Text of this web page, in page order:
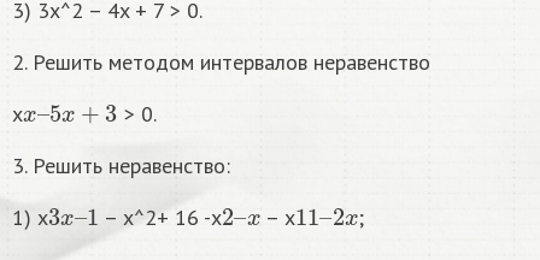
3) 3x^2 – 4x + 7 > 0.
2. Решить методом интервалов неравенство
x
> 0.
3. Решить неравенство:
1) x
3
1
– x^2+ 16 -x
2
x
– x
11 –
2 x
;
1 2 3